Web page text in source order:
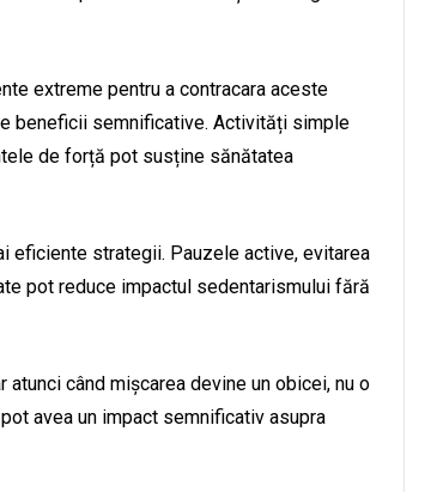
extreme pentru a contracara aceste
beneficii semnificative. Activități simple
de forță pot susține sănătatea
eficiente strategii. Pauzele active, evitarea
pot reduce impactul sedentarismului fără
când mișcarea devine un obicei, nu o
avea un impact semnificativ asupra